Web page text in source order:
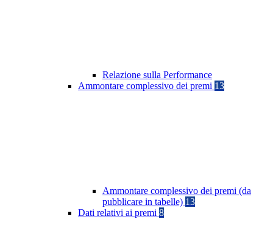
Relazione sulla Performance
Ammontare complessivo dei premi 13
Ammontare complessivo dei premi (da
pubblicare in tabelle) 13
Dati relativi ai premi 8